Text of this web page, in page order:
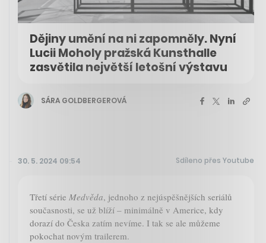
Dějiny umění na ni zapomněly. Nyní
Lucii Moholy pražská Kunsthalle
zasvětila největší letošní výstavu
SÁRA GOLDBERGEROVÁ
30. 5. 2024 09:54 Sdíleno přes Youtube
Třetí série Medvěda, jednoho z nejúspěšnějších seriálů
současnosti, se už blíží – minimálně v Americe, kdy
dorazí do Česka zatím nevíme. I tak se ale můžeme
pokochat novým trailerem.